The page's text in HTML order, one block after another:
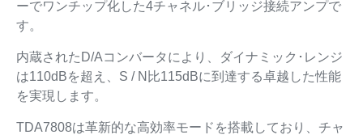
ーでワンチップ化した4チャネル･ブリッジ接続アンプで
す。
内蔵されたD/Aコンバータにより、ダイナミック･レンジ
は110dBを超え、S / N比115dBに到達する卓越した性能
を実現します。
TDA7808は革新的な高効率モードを搭載しており、チャ